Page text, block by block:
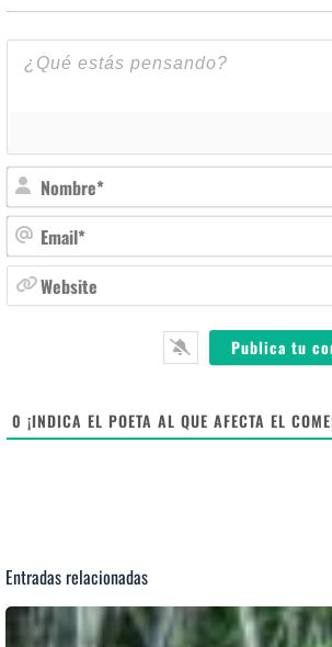
0 ¡INDICA EL POETA AL QUE AFECTA EL
Entradas relacionadas